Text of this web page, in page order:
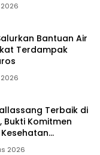
Bantuan Air
Terdampak
Terbaik di
Komitmen
2026